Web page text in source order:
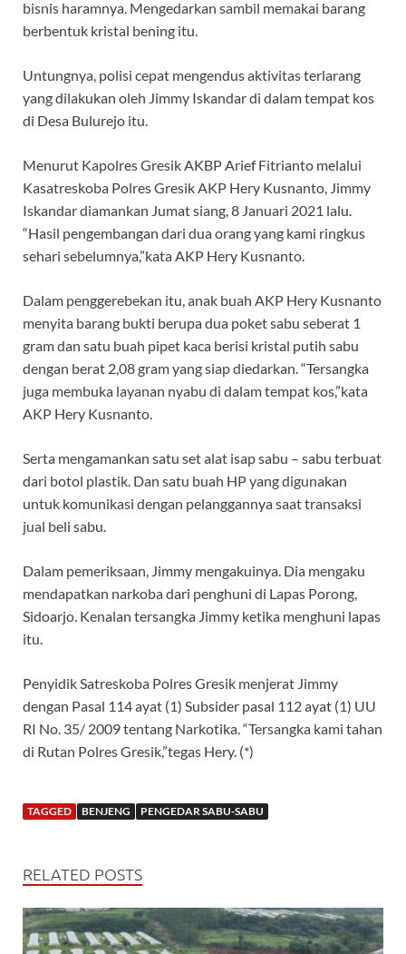
bisnis haramnya. Mengedarkan sambil memakai barang
berbentuk kristal bening itu.
Untungnya, polisi cepat mengendus aktivitas terlarang
yang dilakukan oleh Jimmy Iskandar di dalam tempat kos
di Desa Bulurejo itu.
Menurut Kapolres Gresik AKBP Arief Fitrianto melalui
Kasatreskoba Polres Gresik AKP Hery Kusnanto, Jimmy
Iskandar diamankan Jumat siang, 8 Januari 2021 lalu.
“Hasil pengembangan dari dua orang yang kami ringkus
sehari sebelumnya,”kata AKP Hery Kusnanto.
Dalam penggerebekan itu, anak buah AKP Hery Kusnanto
menyita barang bukti berupa dua poket sabu seberat 1
gram dan satu buah pipet kaca berisi kristal putih sabu
dengan berat 2,08 gram yang siap diedarkan. “Tersangka
juga membuka layanan nyabu di dalam tempat kos,”kata
AKP Hery Kusnanto.
Serta mengamankan satu set alat isap sabu – sabu terbuat
dari botol plastik. Dan satu buah HP yang digunakan
untuk komunikasi dengan pelanggannya saat transaksi
jual beli sabu.
Dalam pemeriksaan, Jimmy mengakuinya. Dia mengaku
mendapatkan narkoba dari penghuni di Lapas Porong,
Sidoarjo. Kenalan tersangka Jimmy ketika menghuni lapas
itu.
Penyidik Satreskoba Polres Gresik menjerat Jimmy
dengan Pasal 114 ayat (1) Subsider pasal 112 ayat (1) UU
RI No. 35/ 2009 tentang Narkotika. “Tersangka kami tahan
di Rutan Polres Gresik,”tegas Hery. (*)
TAGGED BENJENG PENGEDAR SABU-SABU
RELATED POSTS